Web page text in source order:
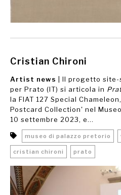
Cristian Chironi
Artist news
| Il progetto
per Prato (IT) si articola in
la FIAT 127 Special
Postcard Collection' nel
10 settembre 2023, e...
museo di palazzo pretorio
cristian chironi prato